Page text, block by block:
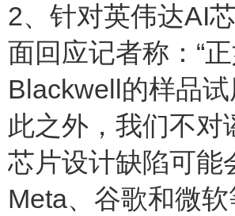
2、针对英伟达AI
面回应记者称：“
Blackwell的样品
此之外，我们不对
芯片设计缺陷可能
Meta、谷歌和微软